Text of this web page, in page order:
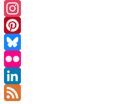
Threads
Instagram
Pinterest
Bluesky
Flickr
LinkedIn